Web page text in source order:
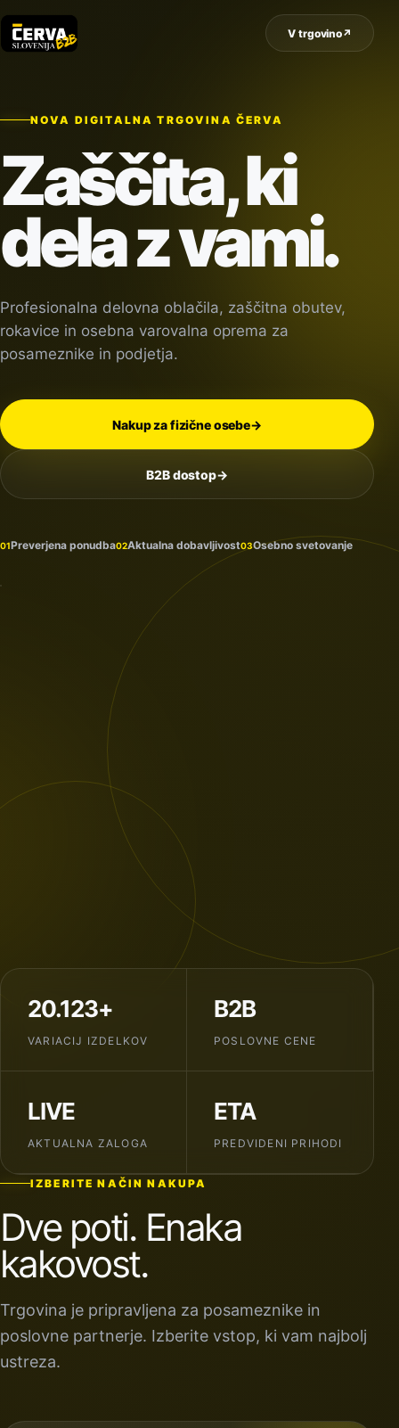
V trgovino↗
NOVA DIGITALNA TRGOVINA ČERVA
Zaščita, ki
dela z vami.
Profesionalna delovna oblačila, zaščitna obutev,
rokavice in osebna varovalna oprema za
posameznike in podjetja.
Nakup za fizične osebe→
B2B dostop→
01Preverjena ponudba02Aktualna dobavljivost03Osebno svetovanje
Na
prihaja
20.123+
VARIACIJ IZDELKOV
B2B
POSLOVNE CENE
LIVE
AKTUALNA ZALOGA
ETA
PREDVIDENI PRIHODI
IZBERITE NAČIN NAKUPA
Dve poti. Enaka
kakovost.
Trgovina je pripravljena za posameznike in
poslovne partnerje. Izberite vstop, ki vam najbolj
ustreza.